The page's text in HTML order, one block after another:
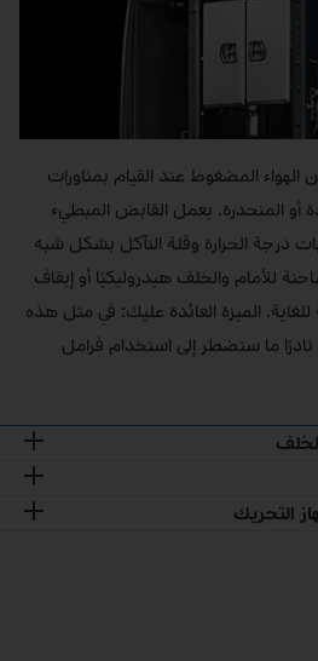
المضغوط عند القيام بمناورات
المنحدرة. يعمل القابض المبطيء
درجة الحرارة وقلة التآكل بشكل شبه
للأمام والخلف هيدروليكيًا أو إيقاف
الميزة العائدة عليك: في مثل هذه
نادرًا ما ستضطر إلى استخدام فرامل
التحريك